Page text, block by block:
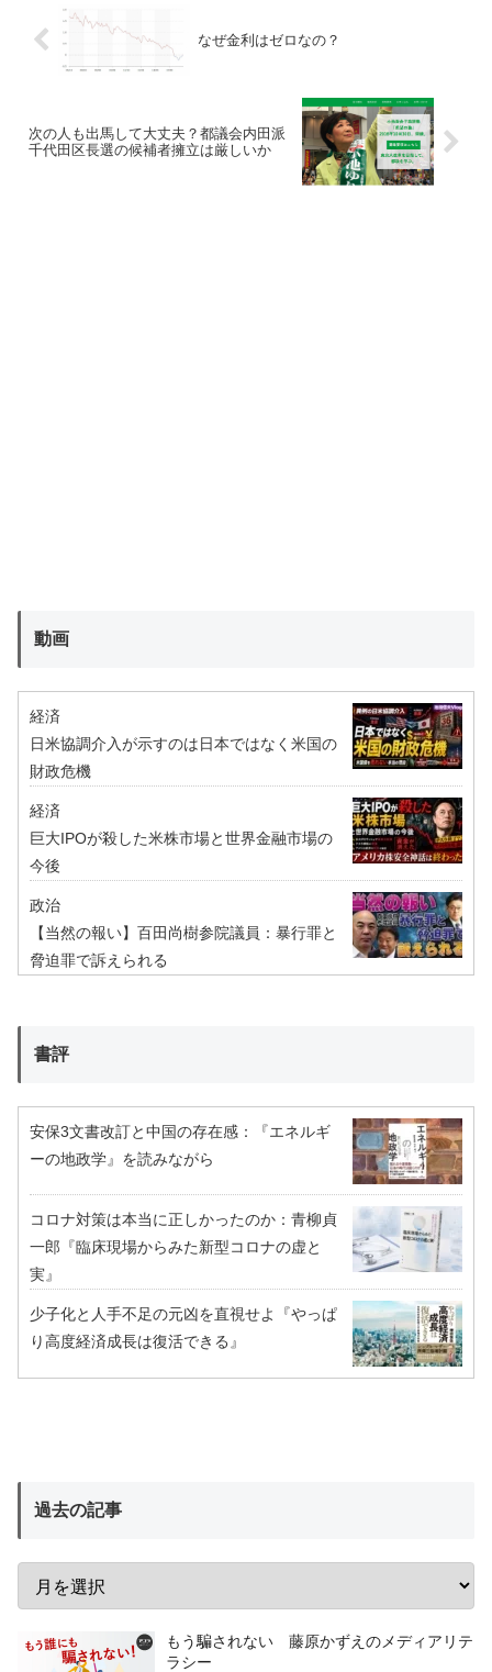
なぜ金利はゼロなの？
次の人も出馬して大丈夫？都議会内田派
千代田区長選の候補者擁立は厳しいか
動画
経済
日米協調介入が示すのは日本ではなく米国の
財政危機
経済
巨大IPOが殺した米株市場と世界金融市場の
今後
政治
【当然の報い】百田尚樹参院議員：暴行罪と
脅迫罪で訴えられる
書評
安保3文書改訂と中国の存在感：『エネルギ
ーの地政学』を読みながら
コロナ対策は本当に正しかったのか：青柳貞
一郎『臨床現場からみた新型コロナの虚と
実』
少子化と人手不足の元凶を直視せよ『やっぱ
り高度経済成長は復活できる』
過去の記事
もう騙されない 藤原かずえのメディアリテ
ラシー